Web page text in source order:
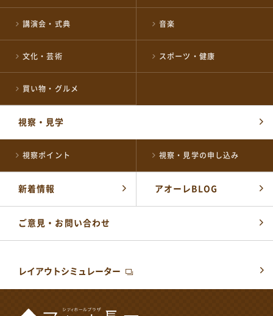
講演会・式典 音楽
文化・芸術 スポーツ・健康
買い物・グルメ
視察・見学
視察ポイント 視察・見学の申し込み
新着情報 アオーレBLOG
ご意見・お問い合わせ
レイアウトシミュレーター